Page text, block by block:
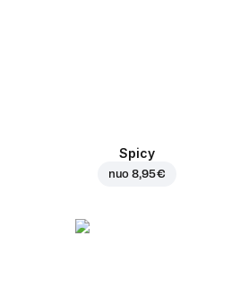
Spicy
nuo8,95 €